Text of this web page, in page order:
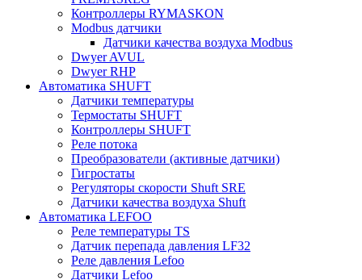
Контроллеры RYMASKON
Modbus датчики
Датчики качества воздуха Modbus
Dwyer AVUL
Dwyer RHP
Автоматика SHUFT
Датчики температуры
Термостаты SHUFT
Контроллеры SHUFT
Реле потока
Преобразователи (активные датчики)
Гигростаты
Регуляторы скорости Shuft SRE
Датчики качества воздуха Shuft
Автоматика LEFOO
Реле температуры TS
Датчик перепада давления LF32
Реле давления Lefoo
Датчики Lefoo